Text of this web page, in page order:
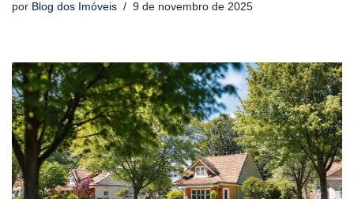
por Blog dos Imóveis 9 de novembro de 2025